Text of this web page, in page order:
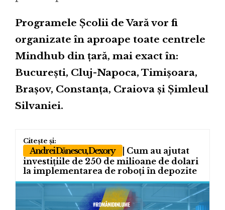
Programele Școlii de Vară vor fi
organizate în aproape toate centrele
Mindhub din țară, mai exact în:
București, Cluj-Napoca, Timișoara,
Brașov, Constanța, Craiova și Șimleul
Silvaniei.
Andrei Dănescu, Dexory
| Cum au ajutat
investițiile de 250 de milioane de dolari
la implementarea de roboți în depozite